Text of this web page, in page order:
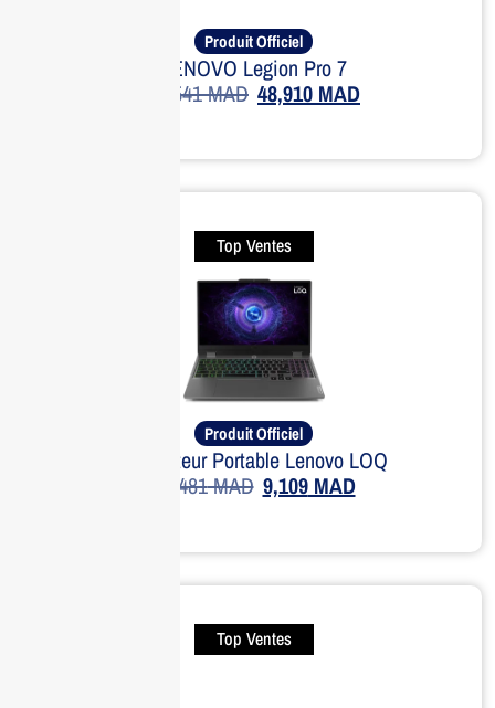
Produit Officiel
LENOVO Legion Pro 7
57,541MAD 48,910 MAD
Top Ventes
Produit Officiel
Ordinateur Portable Lenovo LOQ
12,481MAD 9,109MAD
Top Ventes